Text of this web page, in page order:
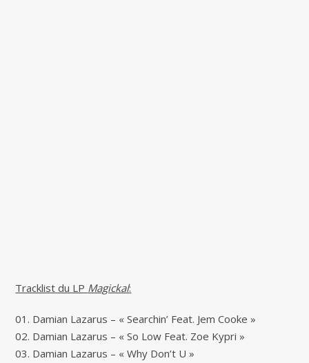
Tracklist du LP Magickal:
01. Damian Lazarus – « Searchin’ Feat. Jem Cooke »
02. Damian Lazarus – « So Low Feat. Zoe Kypri »
03. Damian Lazarus – « Why Don’t U »